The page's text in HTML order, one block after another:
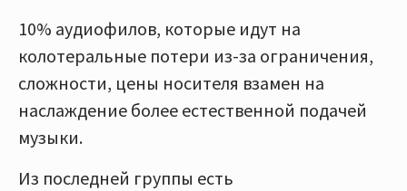
10% аудиофилов, которые идут на
колотеральные потери из-за ограничения,
сложности, цены носителя взамен на
наслаждение более естественной подачей
музыки.
Из последней группы есть